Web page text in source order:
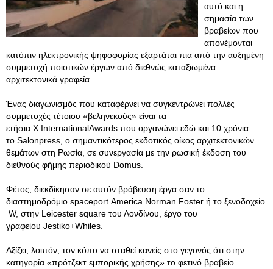
αυτό και η
σημασία των
βραβείων που
απονέμονται
κατόπιν ηλεκτρονικής ψηφοφορίας εξαρτάται πια από την αυξημένη
συμμετοχή ποιοτικών έργων από διεθνώς καταξιωμένα
αρχιτεκτονικά γραφεία.
Ένας διαγωνισμός που καταφέρνει να συγκεντρώνει πολλές
συμμετοχές τέτοιου «βεληνεκούς» είναι τα
ετήσια X InternationalAwards που οργανώνει εδώ και 10 χρόνια
το Salonpress, ο σημαντικότερος εκδοτικός οίκος αρχιτεκτονικών
θεμάτων στη Ρωσία, σε συνεργασία με την ρωσική έκδοση του
διεθνούς φήμης περιοδικού Domus.
Φέτος, διεκδίκησαν σε αυτόν βράβευση έργα σαν το
διαστημοδρόμιο spaceport America Norman Foster ή το ξενοδοχείο
W, στην Leicester square του Λονδίνου, έργο του
γραφείου Jestiko+Whiles.
Αξίζει, λοιπόν, τον κόπο να σταθεί κανείς στο γεγονός ότι στην
κατηγορία «πρότζεκτ εμπορικής χρήσης» το φετινό βραβείο